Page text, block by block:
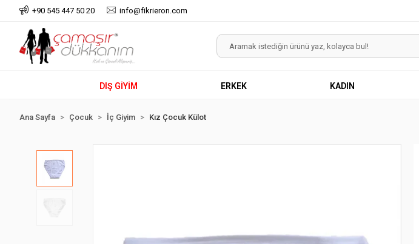
+90 545 447 50 20 info@fikrieron.com
DIŞ GİYİM ERKEK KADIN
Ana Sayfa Çocuk İç Giyim Kız Çocuk Külot